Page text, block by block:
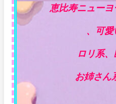
恵比寿ニュー
、可愛
ロリ系、
お姉さ